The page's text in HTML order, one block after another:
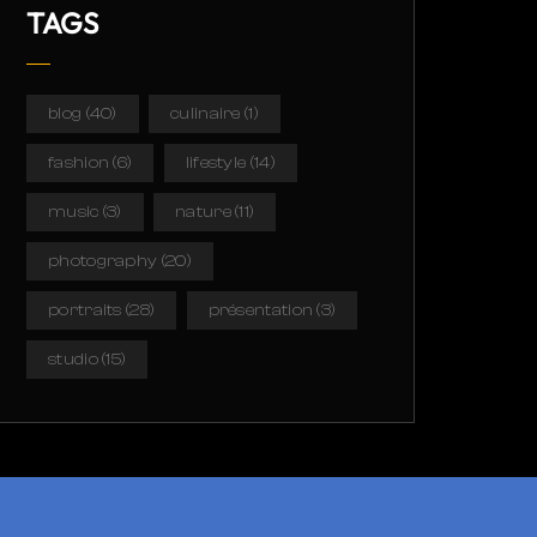
TAGS
blog (40) culinaire (1)
fashion (6) lifestyle (14)
music (3) nature(11)
photography (20)
portraits (28) présentation (3)
studio(15)